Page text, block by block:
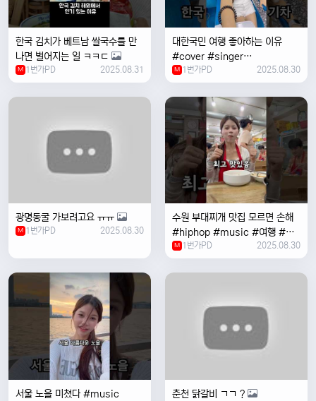
한국 김치가 베트남 쌀국수를 만
나면 벌어지는 일 ㅋㅋㄷ
M 1번가PD 2025.08.31
대한국민 여행 좋아하는 이유
#cover #singer
#coversong #music #한국
여행 #한국
M 1번가PD 2025.08.30
광명동굴 가보려고요 ㅠㅠ
M 1번가PD 2025.08.30
수원 부대찌개 맛집 모르면 손해
#hiphop #music #여행 #맛
집 #수원 #한국여행 #베트남여
자 #혼자여행
M 1번가PD 2025.08.30
서울 노을 미쳤다 #music 춘천 닭갈비 ㄱㄱ ?